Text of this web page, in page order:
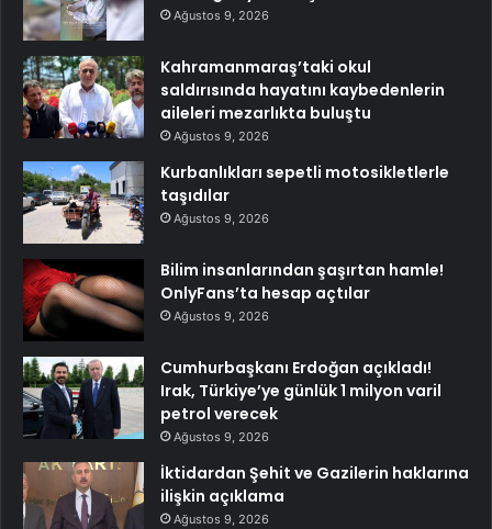
Ağustos 9, 2026
Kahramanmaraş’taki okul
saldırısında hayatını kaybedenlerin
aileleri mezarlıkta buluştu
Ağustos 9, 2026
Kurbanlıkları sepetli motosikletlerle
taşıdılar
Ağustos 9, 2026
Bilim insanlarından şaşırtan hamle!
OnlyFans’ta hesap açtılar
Ağustos 9, 2026
Cumhurbaşkanı Erdoğan açıkladı!
Irak, Türkiye’ye günlük 1 milyon varil
petrol verecek
Ağustos 9, 2026
İktidardan Şehit ve Gazilerin haklarına
ilişkin açıklama
Ağustos 9, 2026